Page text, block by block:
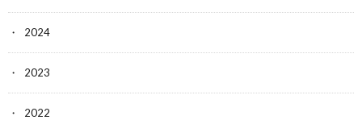
2024
2023
2022